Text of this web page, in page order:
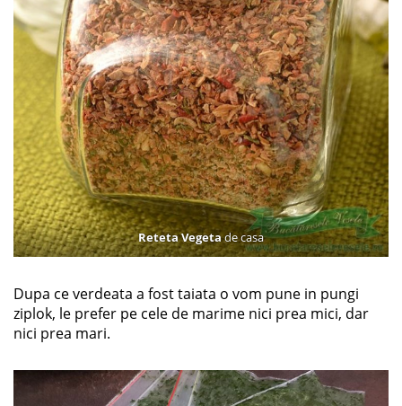
Reteta Vegetade casa
Dupa ce verdeata a fost taiata o vom pune in pungi
ziplok, le prefer pe cele de marime nici prea mici, dar
nici prea mari.